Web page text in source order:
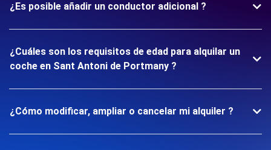
¿Es posible añadir un conductor adicional ?
¿Cuáles son los requisitos de edad para alquilar un
coche en Sant Antoni de Portmany ?
¿Cómo modificar, ampliar o cancelar mi alquiler ?